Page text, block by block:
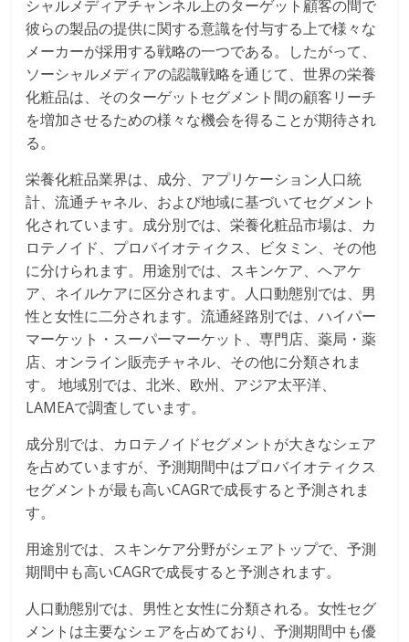
シャルメディアチャンネル上のターゲット顧客の間で
彼らの製品の提供に関する意識を付与する上で様々な
メーカーが採用する戦略の一つである。したがって、
ソーシャルメディアの認識戦略を通じて、世界の栄養
化粧品は、そのターゲットセグメント間の顧客リーチ
を増加させるための様々な機会を得ることが期待され
る。
栄養化粧品業界は、成分、アプリケーション人口統
計、流通チャネル、および地域に基づいてセグメント
化されています。成分別では、栄養化粧品市場は、カ
ロテノイド、プロバイオティクス、ビタミン、その他
に分けられます。用途別では、スキンケア、ヘアケ
ア、ネイルケアに区分されます。人口動態別では、男
性と女性に二分されます。流通経路別では、ハイパー
マーケット・スーパーマーケット、専門店、薬局・薬
店、オンライン販売チャネル、その他に分類されま
す。 地域別では、北米、欧州、アジア太平洋、
LAMEAで調査しています。
成分別では、カロテノイドセグメントが大きなシェア
を占めていますが、予測期間中はプロバイオティクス
セグメントが最も高いCAGRで成長すると予測されま
す。
用途別では、スキンケア分野がシェアトップで、予測
期間中も高いCAGRで成長すると予測されます。
人口動態別では、男性と女性に分類される。女性セグ
メントは主要なシェアを占めており、予測期間中も優